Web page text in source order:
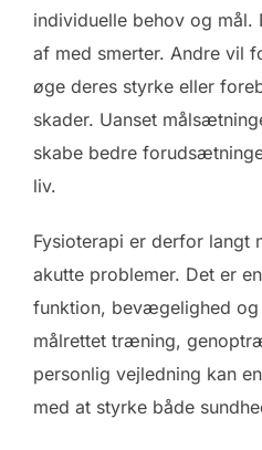
individuelle behov og mål.
af med smerter. Andre vil
øge deres styrke eller
skader. Uanset
skabe bedre
liv.
Fysioterapi er derfor langt
akutte problemer. Det er
funktion, bevægelighed og
målrettet træning,
personlig vejledning kan
med at styrke både